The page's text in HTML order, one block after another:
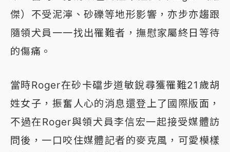
傑）不受泥濘、砂礫等地形影響，亦步亦趨跟
隨領犬員一一找出罹難者，撫慰家屬終日等待
的傷痛。
當時Roger在砂卡礑步道敏銳尋獲罹難21歲胡
姓女子，振奮人心的消息還登上了國際版面，
不過在Roger與領犬員李信宏一起接受媒體訪
問後，一口咬住媒體記者的麥克風，可愛模樣